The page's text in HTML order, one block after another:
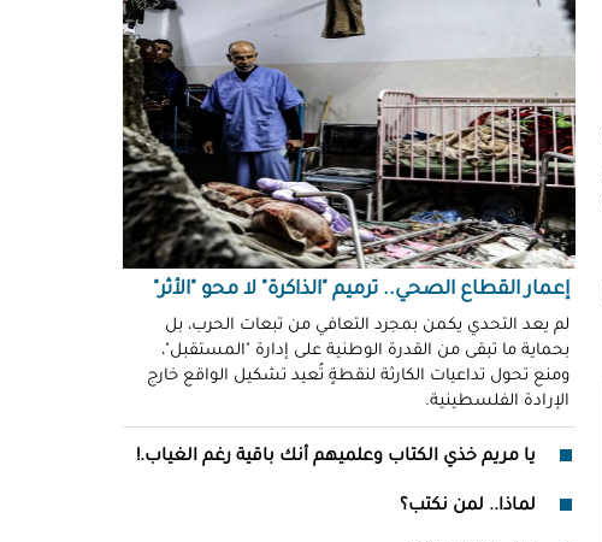
"مُنظّمة" في سجون "إسرائيل"!
محمد سليمان
نازحو طولكرم بين وعود الإغاثة وواقع
العوز!
رغد سلامة
إبادةُ الشُّهود.. نهجٌ "إسرائيلي"
للإفلات من العقاب!
مشيرة توفيق
قناصو "الشبح" بغزة.. هويّات تُكشف
لأول مرة!
بدائل قاتلة.. مضادات حيوية في قِطع
"آيس كريم"!
جمال موسى
القانون يتصادم مع نفسه.. نساءٌ
إعمار القطاع الصحي.. ترميم "الذاكرة" لا محو "الأثر"
لم يعد التحدي يكمن بمجرد التعافي من تبعات الحرب، بل
بحماية ما تبقى من القدرة الوطنية على إدارة "المستقبل"،
ومنع تحول تداعيات الكارثة لنقطةٍ تُعيد تشكيل الواقع خارج
الإرادة الفلسطينية.
يا مريم خذي الكتاب وعلميهم أنك باقية رغم الغياب.!
لماذا.. لمن نكتب؟